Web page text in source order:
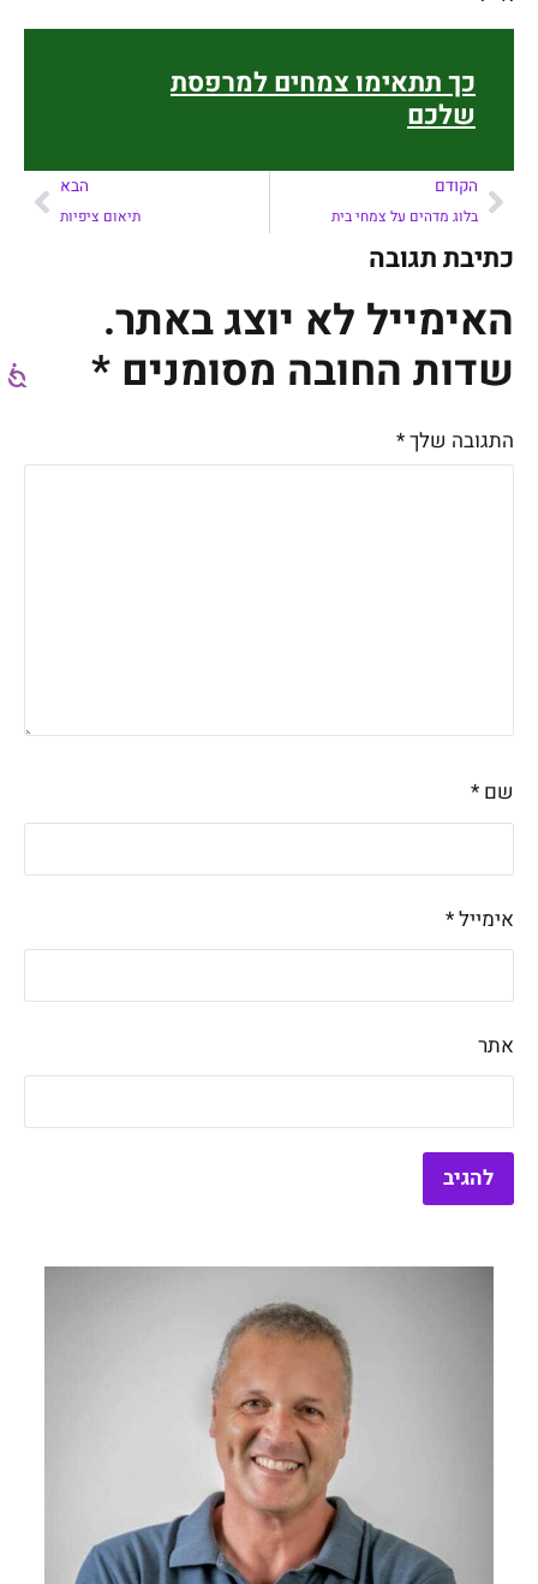
כך תתאימו צמחים למרפסת
שלכם
הקודם
בלוג מדהים על צמחי בית
הבא
תיאום ציפיות
כתיבת תגובה
האימייל לא יוצג באתר.
שדות החובה מסומנים *
התגובה שלך*
שם *
אימייל*
אתר